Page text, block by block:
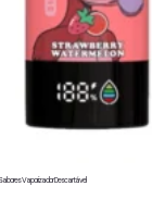
Vaporizador Descartável